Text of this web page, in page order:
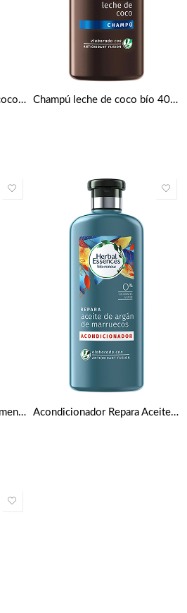
Acondicionador leche de coco bío 400 ml de Herbal Essences Champú leche de coco bío 400 ml de Herbal Essences
Champú pomelo blanco y menta mosa de Herbal Essences Acondicionador Repara Aceite de argán de marruecos bío de Herbal Essences 400 ml